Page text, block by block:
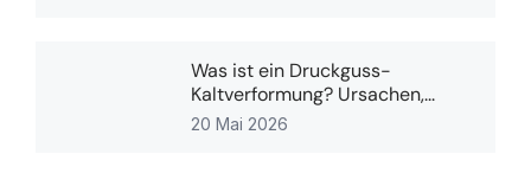
Was ist ein Druckguss-
Kaltverformung? Ursachen,...
20 Mai 2026